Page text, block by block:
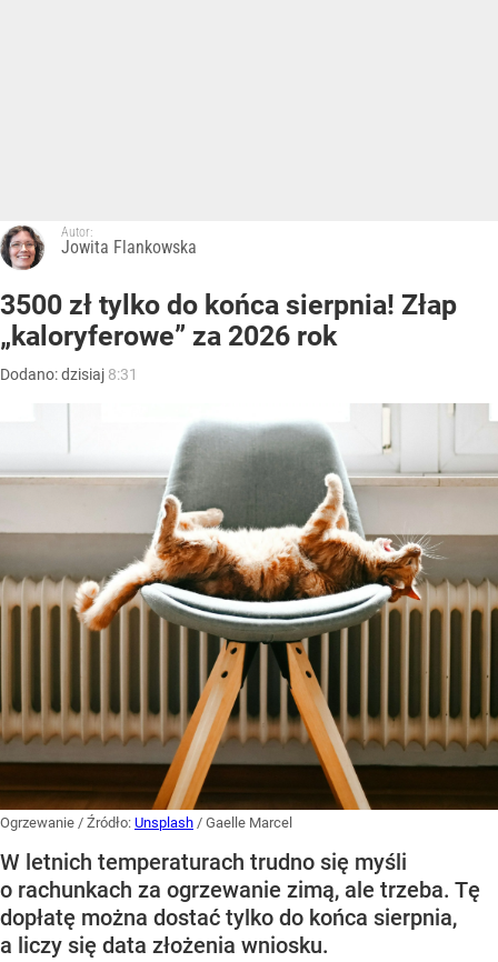
Autor:
Jowita Flankowska
3500 zł tylko do końca sierpnia! Złap
„kaloryferowe” za 2026 rok
Dodano:dzisiaj 8:31
Ogrzewanie / Źródło: Unsplash / Gaelle Marcel
W letnich temperaturach trudno się myśli
o rachunkach za ogrzewanie zimą, ale trzeba. Tę
dopłatę można dostać tylko do końca sierpnia,
a liczy się data złożenia wniosku.